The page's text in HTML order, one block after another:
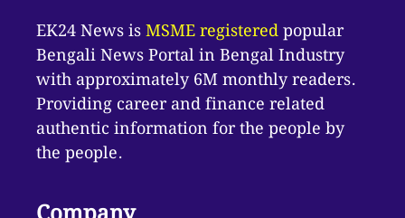
EK24 News isMSME registeredpopular
Bengali News Portal in Bengal Industry
with approximately 6M monthly readers.
Providing career and finance related
authentic information for the people by
the people.